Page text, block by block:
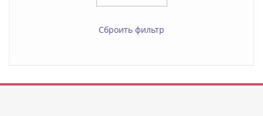
Сброить фильтр